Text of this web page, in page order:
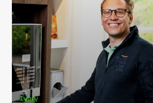
Ivory